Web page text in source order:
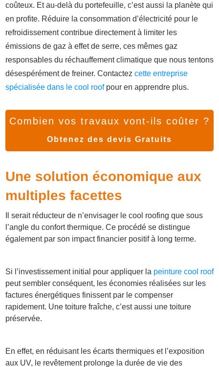
coûteux. Et au-delà du portefeuille, c’est aussi la planète qui
en profite. Réduire la consommation d’électricité pour le
refroidissement contribue directement à limiter les
émissions de gaz à effet de serre, ces mêmes gaz
responsables du réchauffement climatique que nous tentons
désespérément de freiner. Contactez cette entreprise
spécialisée dans le cool roofpour en apprendre plus.
Combien vos travaux vont-ils coûter ?
Obtenez des devis Gratuits
Une solution économique aux
multiples facettes
Il serait réducteur de n’envisager le cool roofing que sous
l’angle du confort thermique. Ce procédé se distingue
également par son impact financier positif à long terme.
Si l’investissement initial pour appliquer la peinture cool roof
peut sembler conséquent, les économies réalisées sur les
factures énergétiques finissent par le compenser
rapidement. Une toiture fraîche, c’est aussi une toiture
préservée.
En effet, en réduisant les écarts thermiques et l’exposition
aux UV, le revêtement prolonge la durée de vie des